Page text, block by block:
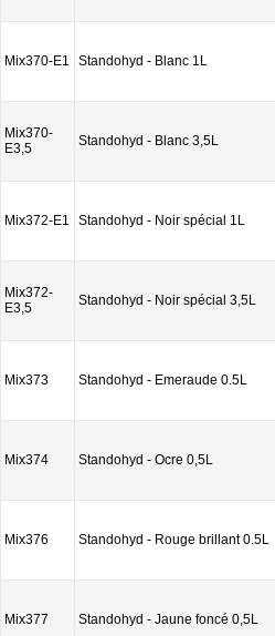
Mix370-E1 Standohyd - Blanc 1L
Mix370-
E3,5
Standohyd - Blanc 3,5L
Mix372-E1 Standohyd - Noir spécial 1L
Mix372-
E3,5
Standohyd - Noir spécial 3,5L
Mix373 Standohyd - Emeraude 0.5L
Mix374 Standohyd - Ocre 0,5L
Mix376 Standohyd - Rouge brillant 0.5L
Mix377 Standohyd - Jaune foncé 0,5L